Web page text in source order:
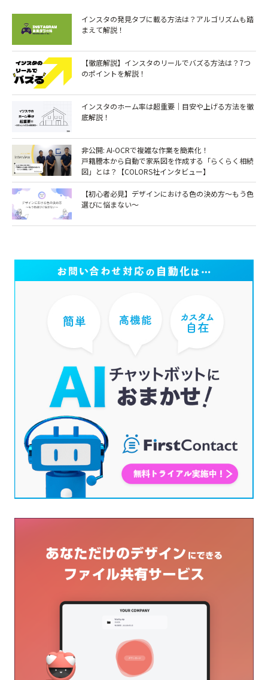
インスタの発見タブに載る方法は？アルゴリズムも踏
まえて解説！
【徹底解説】インスタのリールでバズる方法は？7つ
のポイントを解説！￼
インスタのホーム率は超重要｜目安や上げる方法を徹
底解説！
非公開: AI-OCRで複雑な作業を簡素化！
戸籍謄本から自動で家系図を作成する「らくらく相続
図」とは？【COLORS社インタビュー】
【初心者必見】デザインにおける色の決め方～もう色
選びに悩まない～